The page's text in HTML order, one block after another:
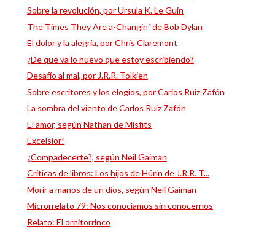
Sobre la revolución, por Ursula K. Le Guin
The Times They Are a-Changin´ de Bob Dylan
El dolor y la alegría, por Chris Claremont
¿De qué va lo nuevo que estoy escribiendo?
Desafío al mal, por J.R.R. Tolkien
Sobre escritores y los elogios, por Carlos Ruiz Zafón
La sombra del viento de Carlos Ruiz Zafón
El amor, según Nathan de Misfits
Excelsior!
¿Compadecerte?, según Neil Gaiman
Críticas de libros: Los hijos de Húrin de J.R.R. T...
Morir a manos de un dios, según Neil Gaiman
Microrrelato 79: Nos conocíamos sin conocernos
Relato: El ornitorrinco